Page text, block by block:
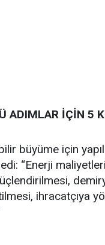
ADIMLAR İÇİN 5
büyüme için
“Enerji
ihracatçıya